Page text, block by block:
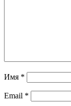
Имя *
Email *